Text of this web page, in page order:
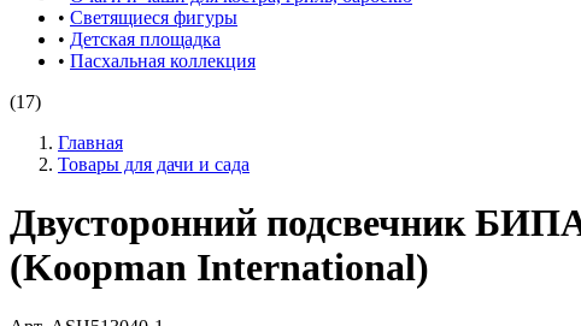
• Светящиеся фигуры
• Детская площадка
• Пасхальная коллекция
(17)
Главная
Товары для дачи и сада
Двусторонний подсвечник
(Koopman International)